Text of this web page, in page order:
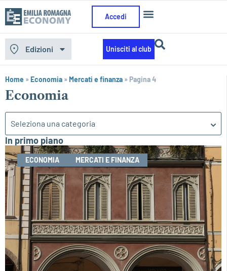
Accedi
Edizioni Unisciti al club
Home »Economia »Mercati e finanza » Pagina 4
Economia
Seleziona una categoria
In primo piano
ECONOMIA MERCATI E FINANZA